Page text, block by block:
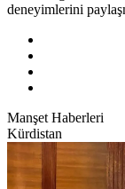
deneyimlerini
Manşet Haberleri
Kürdistan